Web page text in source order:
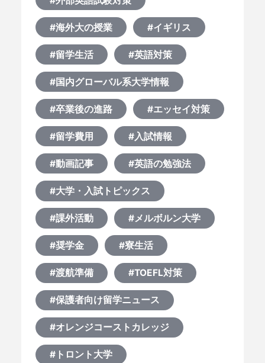
何から始める？
ブログ
おすすめ特集
EVENTS
#海外大の授業 #イギリス
#留学生活 #英語対策
#国内グローバル系大学情報
#卒業後の進路 #エッセイ対策
#留学費用 #入試情報
#動画記事 #英語の勉強法
#大学・入試トピックス
#課外活動 #メルボルン大学
#奨学金 #寮生活
#渡航準備 #TOEFL対策
#保護者向け留学ニュース
#オレンジコーストカレッジ
#トロント大学